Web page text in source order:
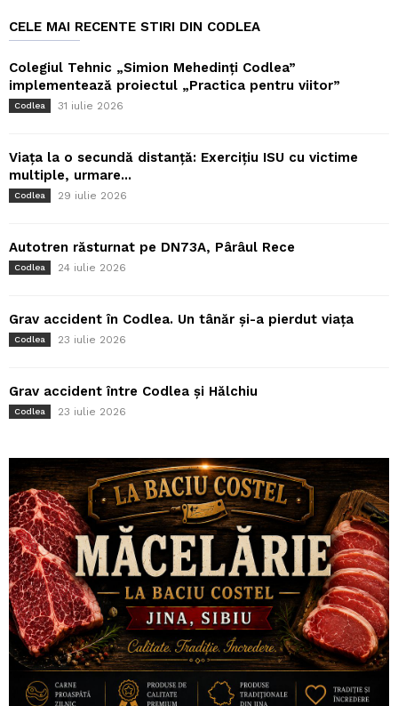
CELE MAI RECENTE STIRI DIN CODLEA
Colegiul Tehnic „Simion Mehedinți Codlea”
implementează proiectul „Practica pentru viitor”
Codlea 31 iulie 2026
Viața la o secundă distanță: Exercițiu ISU cu victime
multiple, urmare...
Codlea 29 iulie 2026
Autotren răsturnat pe DN73A, Pârâul Rece
Codlea 24 iulie 2026
Grav accident în Codlea. Un tânăr și-a pierdut viața
Codlea 23 iulie 2026
Grav accident între Codlea și Hălchiu
Codlea 23 iulie 2026